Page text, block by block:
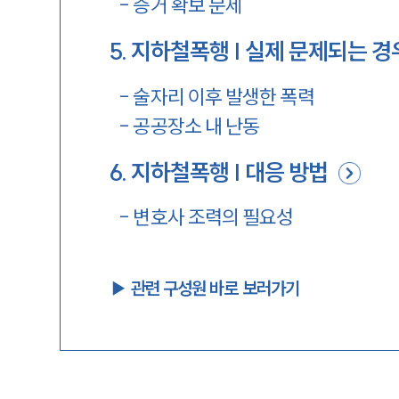
- 증거 확보 문제
5.지하철폭행 | 실제 문제되는 경
- 술자리 이후 발생한 폭력
-공공장소 내 난동
6.지하철폭행 | 대응 방법
- 변호사 조력의 필요성
▶︎ 관련 구성원 바로 보러가기